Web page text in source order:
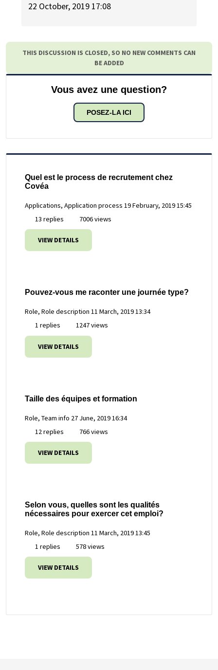
22 October, 2019 17:08
THIS DISCUSSION IS CLOSED, SO NO NEW COMMENTS CAN
BE ADDED
Vous avez une question?
POSEZ-LA ICI
Quel est le process de recrutement chez
Covéa
Applications, Application process 19 February, 2019 15:45
13 replies
7006 views
VIEW DETAILS
Pouvez-vous me raconter une journée type?
Role, Role description 11 March, 2019 13:34
1 replies
1247 views
VIEW DETAILS
Taille des équipes et formation
Role, Team info 27 June, 2019 16:34
12 replies
766 views
VIEW DETAILS
Selon vous, quelles sont les qualités
nécessaires pour exercer cet emploi?
Role, Role description 11 March, 2019 13:45
1 replies
578 views
VIEW DETAILS